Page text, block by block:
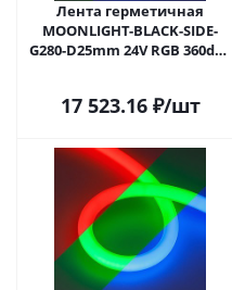
Лента герметичная
MOONLIGHT-BLACK-SIDE-
G280-D25mm 24V RGB 360deg
года)
17 523.16₽/шт